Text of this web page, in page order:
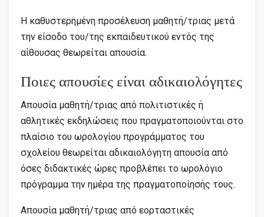
Η καθυστερημένη προσέλευση μαθητή/τριας μετά
την είσοδο του/της εκπαιδευτικού εντός της
αίθουσας θεωρείται απουσία.
Ποιες απουσίες είναι αδικαιολόγητες
Απουσία μαθητή/τριας από πολιτιστικές ή
αθλητικές εκδηλώσεις που πραγματοποιούνται στο
πλαίσιο του ωρολογίου προγράμματος του
σχολείου θεωρείται αδικαιολόγητη απουσία από
όσες διδακτικές ώρες προβλέπει το ωρολόγιο
πρόγραμμα την ημέρα της πραγματοποίησής τους.
Απουσία μαθητή/τριας από εορταστικές